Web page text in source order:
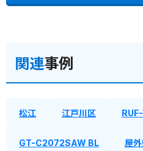
関連事例
松江 江戸川区
GT-C2072SAW BL 屋